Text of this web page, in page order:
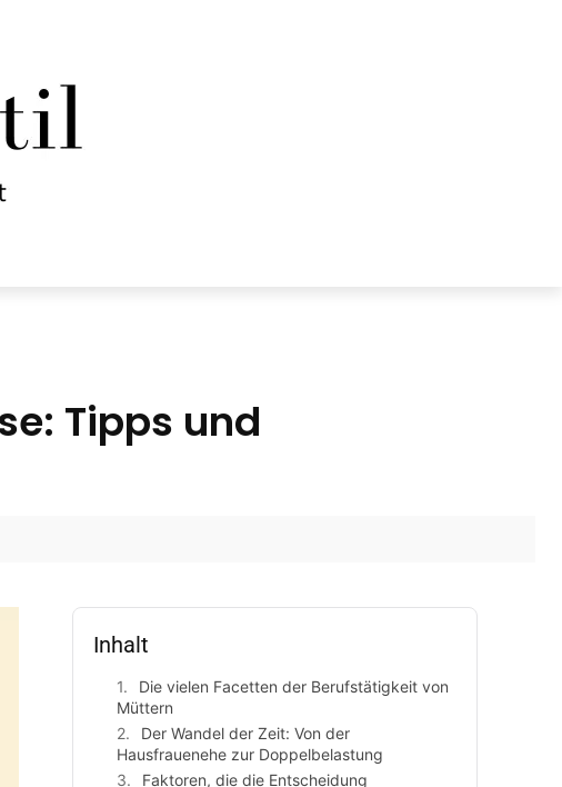
Tipps und
Inhalt
Die vielen Facetten der Berufstätigkeit von
Müttern
Der Wandel der Zeit: Von der
Hausfrauenehe zur Doppelbelastung
Faktoren, die die Entscheidung